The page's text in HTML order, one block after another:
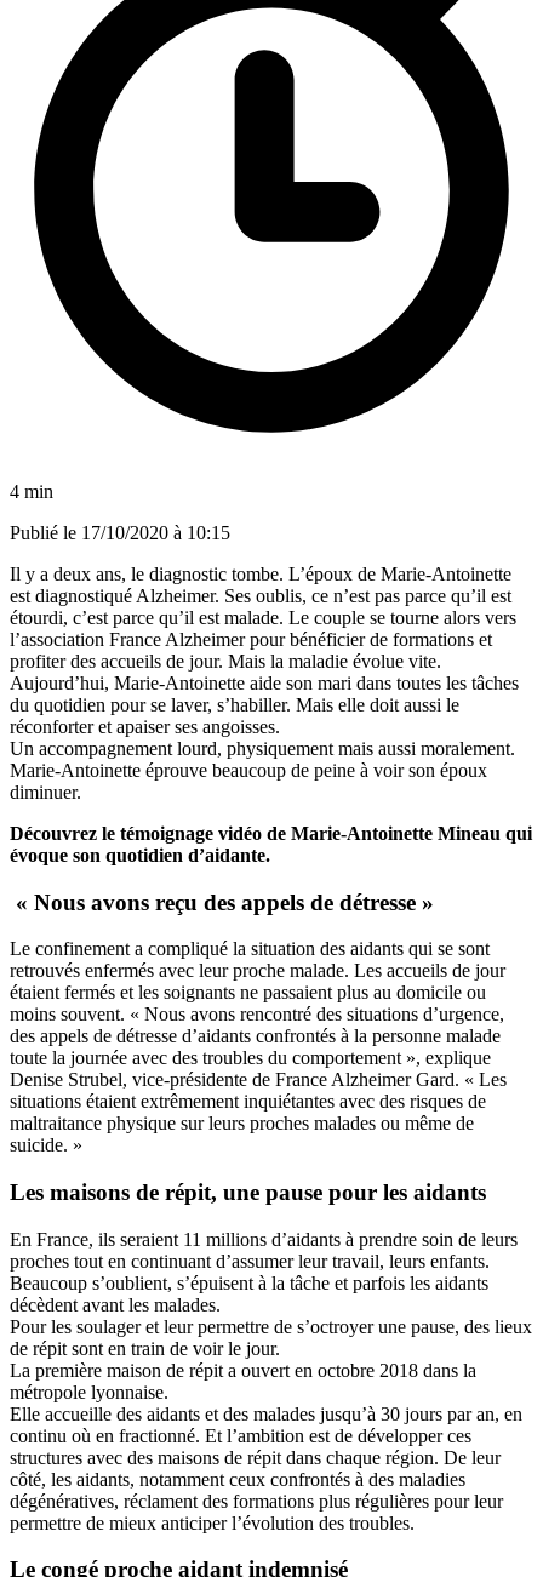
4 min
Publié le 17/10/2020 à 10:15
Il y a deux ans, le diagnostic tombe. L’époux de Marie-Antoinette
est diagnostiqué Alzheimer. Ses oublis, ce n’est pas parce qu’il est
étourdi, c’est parce qu’il est malade. Le couple se tourne alors vers
l’association France Alzheimer pour bénéficier de formations et
profiter des accueils de jour. Mais la maladie évolue vite.
Aujourd’hui, Marie-Antoinette aide son mari dans toutes les tâches
du quotidien pour se laver, s’habiller. Mais elle doit aussi le
réconforter et apaiser ses angoisses.
Un accompagnement lourd, physiquement mais aussi moralement.
Marie-Antoinette éprouve beaucoup de peine à voir son époux
diminuer.
Découvrez le témoignage vidéo de Marie-Antoinette Mineau qui
évoque son quotidien d’aidante.
« Nous avons reçu des appels de détresse »
Le confinement a compliqué la situation des aidants qui se sont
retrouvés enfermés avec leur proche malade. Les accueils de jour
étaient fermés et les soignants ne passaient plus au domicile ou
moins souvent. « Nous avons rencontré des situations d’urgence,
des appels de détresse d’aidants confrontés à la personne malade
toute la journée avec des troubles du comportement », explique
Denise Strubel, vice-présidente de France Alzheimer Gard. « Les
situations étaient extrêmement inquiétantes avec des risques de
maltraitance physique sur leurs proches malades ou même de
suicide. »
Les maisons de répit, une pause pour les aidants
En France, ils seraient 11 millions d’aidants à prendre soin de leurs
proches tout en continuant d’assumer leur travail, leurs enfants.
Beaucoup s’oublient, s’épuisent à la tâche et parfois les aidants
décèdent avant les malades.
Pour les soulager et leur permettre de s’octroyer une pause, des lieux
de répit sont en train de voir le jour.
La première maison de répit a ouvert en octobre 2018 dans la
métropole lyonnaise.
Elle accueille des aidants et des malades jusqu’à 30 jours par an, en
continu où en fractionné. Et l’ambition est de développer ces
structures avec des maisons de répit dans chaque région. De leur
côté, les aidants, notamment ceux confrontés à des maladies
dégénératives, réclament des formations plus régulières pour leur
permettre de mieux anticiper l’évolution des troubles.
Le congé proche aidant indemnisé